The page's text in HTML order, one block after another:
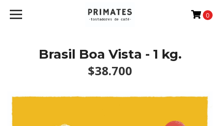
0
Brasil Boa Vista - 1 kg.
$38.700